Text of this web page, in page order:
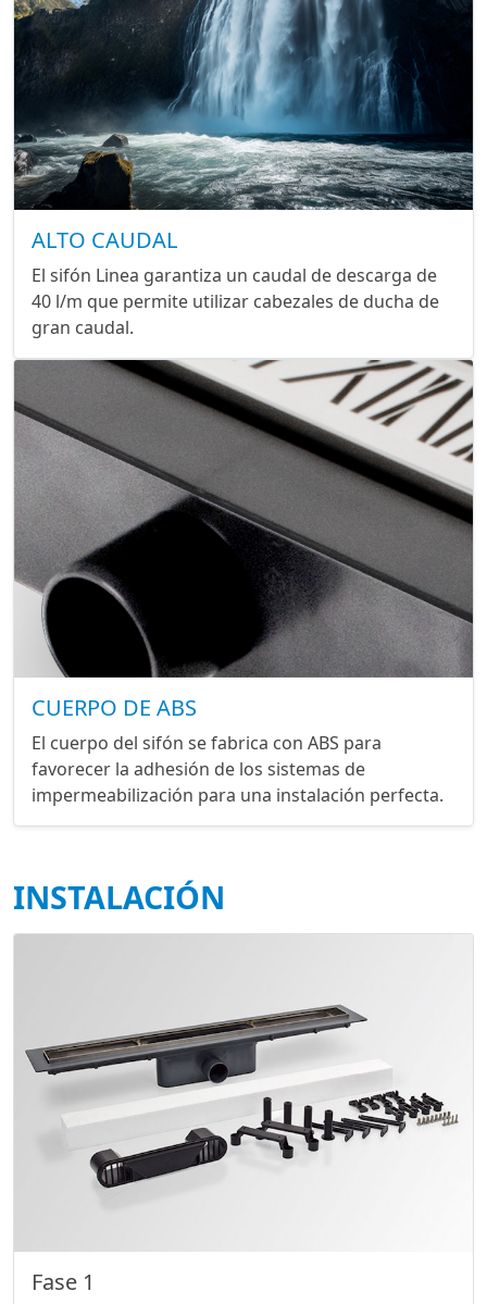
ALTO CAUDAL
El sifón Linea garantiza un caudal de descarga de
40 l/m que permite utilizar cabezales de ducha de
gran caudal.
CUERPO DE ABS
El cuerpo del sifón se fabrica con ABS para
favorecer la adhesión de los sistemas de
impermeabilización para una instalación perfecta.
INSTALACIÓN
Fase 1